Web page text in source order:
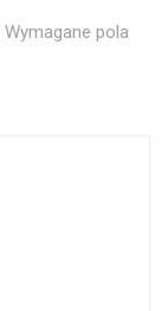
Wymagane pola